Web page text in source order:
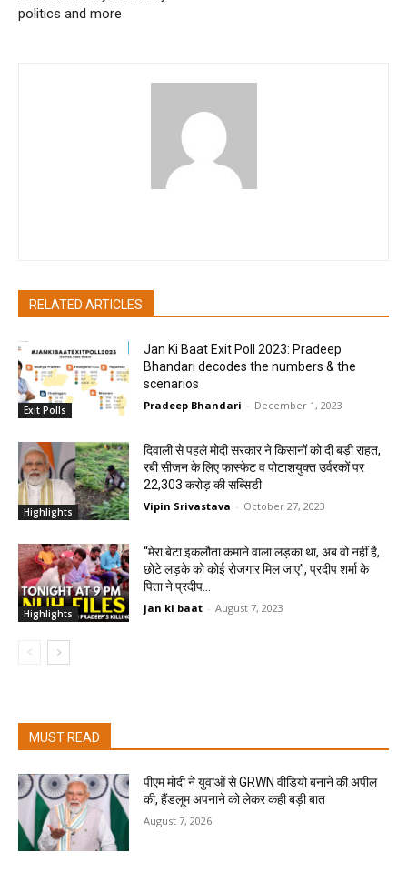
politics and more
RELATED ARTICLES
Exit Polls
Jan Ki Baat Exit Poll 2023: Pradeep
Bhandari decodes the numbers & the
scenarios
Pradeep Bhandari - December 1, 2023
Highlights
दिवाली से पहले मोदी सरकार ने किसानों को दी बड़ी राहत,
रबी सीजन के लिए फास्फेट व पोटाशयुक्त उर्वरकों पर
22,303 करोड़ की सब्सिडी
Vipin Srivastava - October 27, 2023
Highlights
“मेरा बेटा इकलौता कमाने वाला लड़का था, अब वो नहीं है,
छोटे लड़के को कोई रोजगार मिल जाए”, प्रदीप शर्मा के
पिता ने प्रदीप...
jan ki baat - August 7, 2023
MUST READ
पीएम मोदी ने युवाओं से GRWN वीडियो बनाने की अपील
की, हैंडलूम अपनाने को लेकर कही बड़ी बात
August 7, 2026